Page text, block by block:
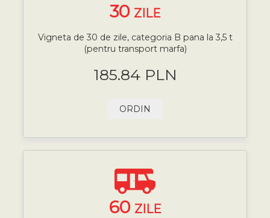
30 ZILE
Vigneta de 30 de zile, categoria B pana la 3,5 t
(pentru transport marfa)
185.84 PLN
ORDIN
60 ZILE